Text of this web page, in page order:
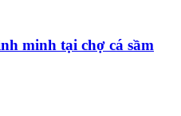
minh tại chợ cá sầm